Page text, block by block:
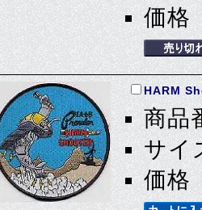
価格
HARM
商品
サイ
価格